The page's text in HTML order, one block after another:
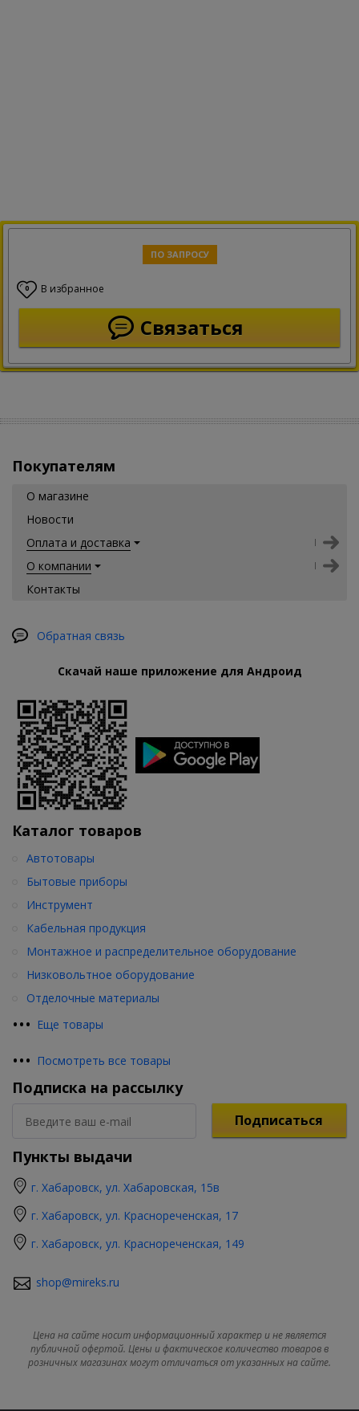
ПО ЗАПРОСУ
0 В избранное
Связаться
Покупателям
О магазине
Новости
Оплата и доставка
О компании
Контакты
Обратная связь
Скачай наше приложение для Андроид
Каталог товаров
••• Еще товары
Автотовары
Бытовые приборы
Инструмент
Кабельная продукция
Монтажное и распределительное оборудование
Низковольтное оборудование
Отделочные материалы
••• Посмотреть все товары
Подписка на рассылку
Подписаться
Пункты выдачи
г. Хабаровск, ул. Хабаровская, 15в
г. Хабаровск, ул. Краснореченская, 17
г. Хабаровск, ул. Краснореченская, 149
shop@mireks.ru
Цена на сайте носит информационный характер и не является
публичной офертой. Цены и фактическое количество товаров в
розничных магазинах могут отличаться от указанных на сайте.